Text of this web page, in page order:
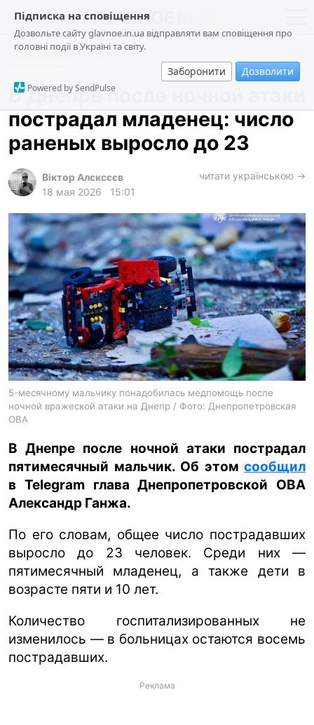
Підписка на сповіщення
Дозвольте сайту glavnoe.in.ua відправляти вам сповіщення про
головні події в Україні та світу.
Заборонити Дозволити
Powered by SendPulse
новости
о проекте
общество
происшествия
криминал
лонгриды
харьков
архив
gambling
ua ru en
Происшествия
В Днепре после ночной атаки
пострадал младенец: число
раненых выросло до 23
Віктор Алєксєєв
18 мая 2026
15:01
читати українською →
5-месячному мальчику понадобилась медпомощь после
ночной вражеской атаки на Днепр / Фото: Днепропетровская
ОВА
В Днепре после ночной атаки пострадал
пятимесячный мальчик. Об этом сообщил
в Telegram глава Днепропетровской ОВА
Александр Ганжа.
По его словам, общее число пострадавших
выросло до 23 человек. Среди них —
пятимесячный младенец, а также дети в
возрасте пяти и 10 лет.
Количество госпитализированных не
изменилось — в больницах остаются восемь
пострадавших.
Реклама